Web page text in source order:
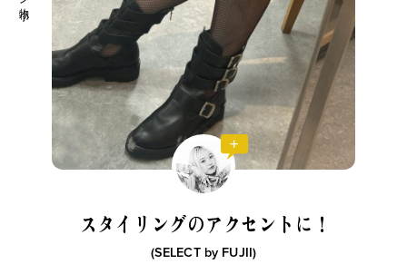
スタイリングのアクセントに！
(SELECT by FUJII)